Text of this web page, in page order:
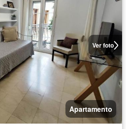
Ver foto
Apartamento